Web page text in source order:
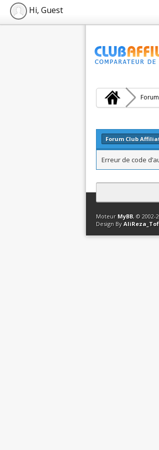
Hi, Guest
Forum Club
Erreur de code
Contact Club
Moteur MyBB, © 2002-
Design By